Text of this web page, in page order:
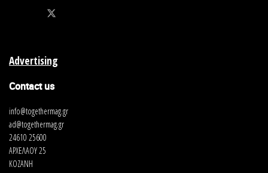
Advertising
Contact us
info@togethermag.gr
ad@togethermag.gr
24610 25600
ΑΡΧΕΛΑΟΥ 25
ΚΟΖΑΝΗ